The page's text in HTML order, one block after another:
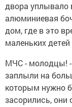
двора уплывало
алюминиевая
дом, где в это
маленьких
МЧС - молодцы! -
заплыли на
которым нужно
засорились, они